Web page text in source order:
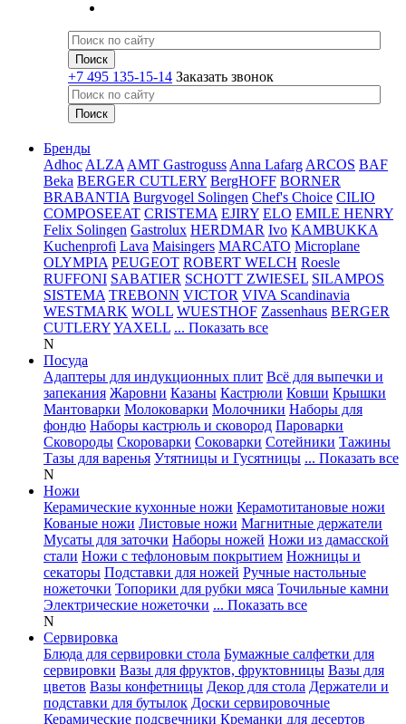
+7 495 135-15-14 Заказать звонок
Бренды
Adhoc ALZA AMT Gastroguss Anna Lafarg ARCOS BAF
Beka BERGER CUTLERY BergHOFF BORNER
BRABANTIA Burgvogel Solingen Chef's Choice CILIO
COMPOSEEAT CRISTEMA EJIRY ELO EMILE HENRY
Felix Solingen Gastrolux HERDMAR Ivo KAMBUKKA
Kuchenprofi Lava Maisingers MARCATO Microplane
OLYMPIA PEUGEOT ROBERT WELCH Roesle
RUFFONI SABATIER SCHOTT ZWIESEL SILAMPOS
SISTEMA TREBONN VICTOR VIVA Scandinavia
WESTMARK WOLL WUESTHOF Zassenhaus BERGER
CUTLERYYAXELL ... Показать все
N
Посуда
Адаптеры для индукционных плит Всё для выпечки и
запекания Жаровни Казаны Кастрюли Ковши Крышки
Мантоварки Молоковарки Молочники Наборы для
фондю Наборы кастрюль и сковород Пароварки
Сковороды Скороварки Соковарки Сотейники Тажины
Тазы для варенья Утятницы и Гусятницы ... Показать все
N
Ножи
Керамические кухонные ножи Керамотитановые ножи
Кованые ножи Листовые ножи Магнитные держатели
Мусаты для заточки Наборы ножей Ножи из дамасской
стали Ножи с тефлоновым покрытием Ножницы и
секаторы Подставки для ножей Ручные настольные
ножеточки Топорики для рубки мяса Точильные камни
Электрические ножеточки ... Показать все
N
Сервировка
Блюда для сервировки стола Бумажные салфетки для
сервировки Вазы для фруктов, фруктовницы Вазы для
цветов Вазы конфетницы Декор для стола Держатели и
подставки для бутылок Доски сервировочные
Керамические подсвечники Креманки для десертов